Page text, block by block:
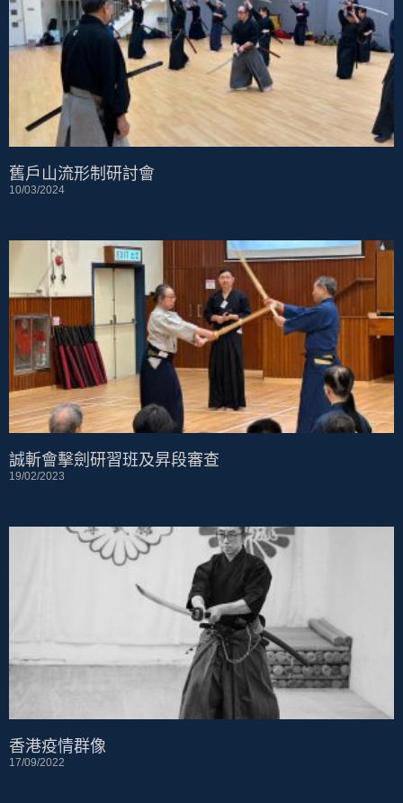
舊戶山流形制研討會
10/03/2024
誠斬會擊劍研習班及昇段審查
19/02/2023
香港疫情群像
17/09/2022